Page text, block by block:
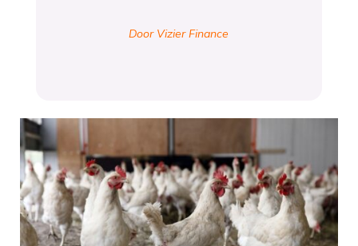
Door Vizier Finance